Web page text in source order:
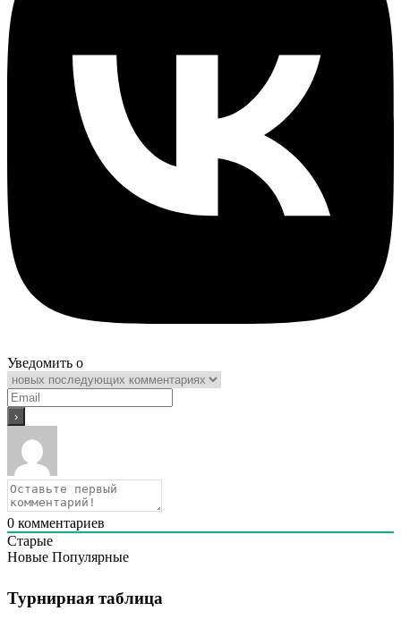
Уведомить о
0 комментариев
Старые
Новые Популярные
Турнирная таблица